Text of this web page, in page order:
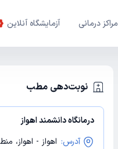
مراکز درمانی آزمایشگاه آنلاین
نوبت‌دهی مطب
درمانگاه دانشمند اهواز
آدرس: اهواز - اهواز،